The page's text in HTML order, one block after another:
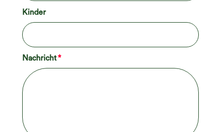
Kinder
Nachricht